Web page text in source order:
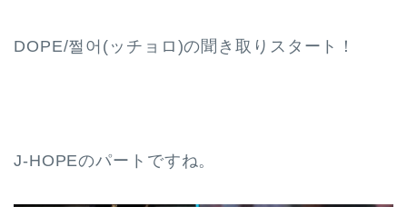
DOPE/쩔어(ッチョロ)の聞き取りスタート！
J-HOPEのパートですね。